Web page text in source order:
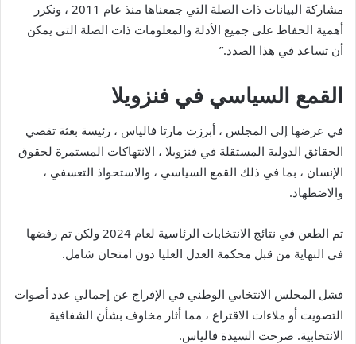
مشاركة البيانات ذات الصلة التي جمعناها منذ عام 2011 ، ونكرر
أهمية الحفاظ على جميع الأدلة والمعلومات ذات الصلة التي يمكن
أن تساعد في هذا الصدد.”
القمع السياسي في فنزويلا
في عرضها إلى المجلس ، أبرزت مارتا فالياس ، رئيسة بعثة تقصي
الحقائق الدولية المستقلة في فنزويلا ، الانتهاكات المستمرة لحقوق
الإنسان ، بما في ذلك القمع السياسي ، والاستحواذ التعسفي ،
والاضطهاد.
تم الطعن في نتائج الانتخابات الرئاسية لعام 2024 ولكن تم رفضها
في النهاية من قبل محكمة العدل العليا دون امتحان شامل.
فشل المجلس الانتخابي الوطني في الإفراج عن إجمالي عدد أصوات
التصويت أو ملاءات الاقتراع ، مما أثار مخاوف بشأن الشفافية
الانتخابية. صرحت السيدة فالياس.